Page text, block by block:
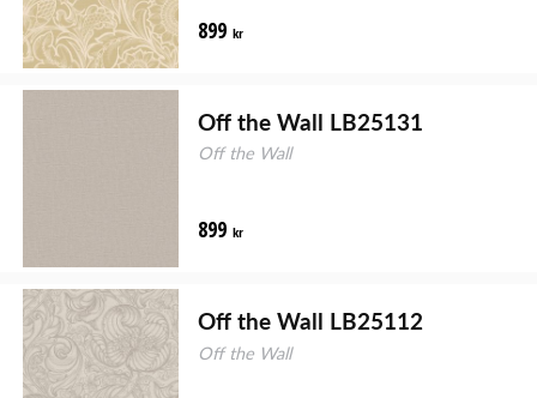
899 kr
Off the Wall LB25131
Off the Wall
899 kr
Off the Wall LB25112
Off the Wall